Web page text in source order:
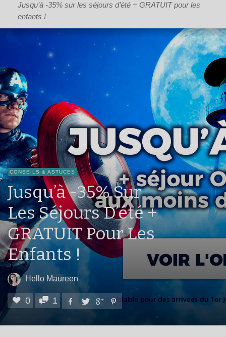
Jusqu’à -35% sur les séjours d’été + GRATUIT pour les
enfants !
CONSEILS & ASTUCES
Jusqu’à -35% Sur
Les Séjours D’été +
GRATUIT Pour Les
Enfants !
Hello Maureen
0 1